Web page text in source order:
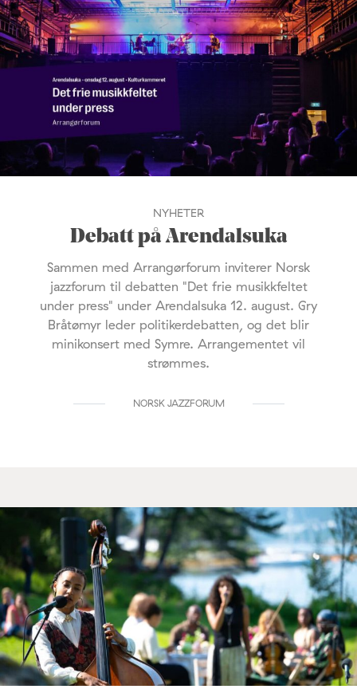
NYHETER
Debatt på Arendalsuka
Sammen med Arrangørforum inviterer Norsk
jazzforum til debatten "Det frie musikkfeltet
under press" under Arendalsuka 12. august. Gry
Bråtømyr leder politikerdebatten, og det blir
minikonsert med Symre. Arrangementet vil
strømmes.
NORSK JAZZFORUM